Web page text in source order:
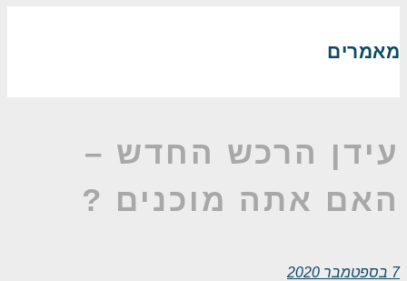
מאמרים
עידן הרכש החדש –
האם אתה מוכנים ?
7 בספטמבר 2020